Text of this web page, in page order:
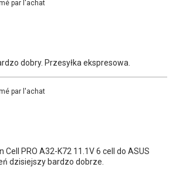
par l'achat
dobry. Przesyłka ekspresowa.
par l'achat
Cell PRO A32-K72 11.1V 6 cell do ASUS
dzisiejszy bardzo dobrze.